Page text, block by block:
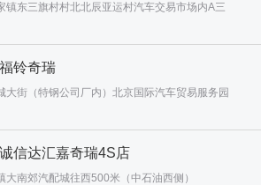
镇东三旗村村北北辰亚运村汽车交易市场内A三
铃奇瑞
大街（特钢公司厂内）北京国际汽车贸易服务园
信达汇嘉奇瑞4S店
大南郊汽配城往西500米（中石油西侧）